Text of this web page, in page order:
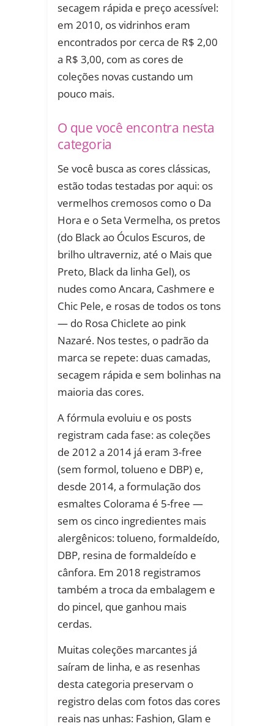
secagem rápida e preço acessível:
em 2010, os vidrinhos eram
encontrados por cerca de R$ 2,00
a R$ 3,00, com as cores de
coleções novas custando um
pouco mais.
O que você encontra nesta
categoria
Se você busca as cores clássicas,
estão todas testadas por aqui: os
vermelhos cremosos como o Da
Hora e o Seta Vermelha, os pretos
(do Black ao Óculos Escuros, de
brilho ultraverniz, até o Mais que
Preto, Black da linha Gel), os
nudes como Ancara, Cashmere e
Chic Pele, e rosas de todos os tons
— do Rosa Chiclete ao pink
Nazaré. Nos testes, o padrão da
marca se repete: duas camadas,
secagem rápida e sem bolinhas na
maioria das cores.
A fórmula evoluiu e os posts
registram cada fase: as coleções
de 2012 a 2014 já eram 3-free
(sem formol, tolueno e DBP) e,
desde 2014, a formulação dos
esmaltes Colorama é 5-free —
sem os cinco ingredientes mais
alergênicos: tolueno, formaldeído,
DBP, resina de formaldeído e
cânfora. Em 2018 registramos
também a troca da embalagem e
do pincel, que ganhou mais
cerdas.
Muitas coleções marcantes já
saíram de linha, e as resenhas
desta categoria preservam o
registro delas com fotos das cores
reais nas unhas: Fashion, Glam e